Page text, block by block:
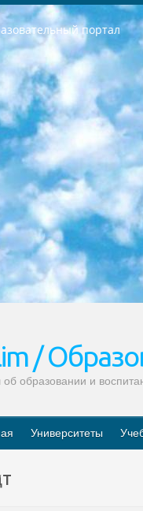
портал
Минюста от 20 марта 2008 года № 1778 государственной регистрации) «Итоговое состояние учащихся общего среднего образования на основании положения об утверждении положения об аттестации общего среднего образования выпускной экзамен студентов в образовательных учреждениях в 2023-2024 учебном году В целях организации и прохождения аттестации приказываю: 1. Следующее: перечень предметов, по которым будет проводиться итоговая государственная аттестация и экзамен формы перевода согласно приложению 1; сертификаты международного образца, оценивающие уровень владения иностранными языками перечень согласно приложению 2; 2. Педагогический при специализированных образовательных учреждениях. научно-практический центр квалификации и международной оценки (Д.Давидова) 2024 г. До 25 марта: задания по предметам, по которым будет проводиться итоговая аттестация разработка и утверждение технических условий; итоговая аттестация на основании разработанного предметного задания разработка вопросов по предметам (устно и письменно), экзамен передача; общеобразовательные средние школы и специальные учебные заведения учащиеся выпускных классов школ и интернатов в агентской системе подготовка базы данных экзаменационных материалов и критериев оценки; перевод базы экзаменационных материалов на все языки обучения подать в Республиканский образовательный центр для изготовления; варианты экзаменов на основе разработанных контрольных материалов пусть будут поставлены задачи формирования. 3. Республиканский образовательный центр (Ш.Худайкулов) до 5 апреля 2024 года. до: база данных предоставленных экзаменационных материалов на все языки обучения перевод и экспертиза; для слепых, слабовидящих, глухих, слабослышащих и умственно отсталых детей учащиеся выпускных классов специализированных школ и
/
об образовании и
Университеты